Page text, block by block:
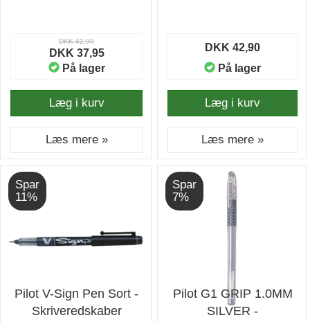
DKK 42,90
DKK 37,95
På lager
Læg i kurv
Læs mere »
DKK 42,90
På lager
Læg i kurv
Læs mere »
Spar
11%
Pilot V-Sign Pen Sort -
Skriveredskaber
Spar
7%
Pilot G1 GRIP 1.0MM
SILVER -